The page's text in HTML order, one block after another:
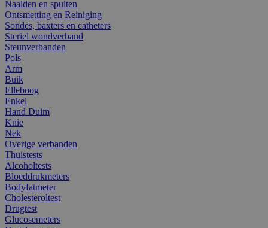
Naalden en spuiten
Ontsmetting en Reiniging
Sondes, baxters en catheters
Steriel wondverband
Steunverbanden
Pols
Arm
Buik
Elleboog
Enkel
Hand Duim
Knie
Nek
Overige verbanden
Thuistests
Alcoholtests
Bloeddrukmeters
Bodyfatmeter
Cholesteroltest
Drugtest
Glucosemeters